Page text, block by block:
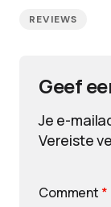
REVIEWS
Geef
Je e-
Vereiste
Comment *